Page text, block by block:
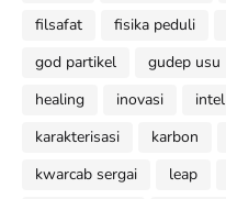
filsafat
fisika peduli
god partikel
gudep usu
healing
inovasi intel
karakterisasi
karbon
kwarcab sergai
leap